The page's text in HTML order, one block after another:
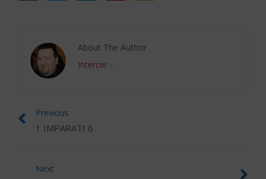
About The Author
Intercer -
Previous
1 IMPARATI 6
Next